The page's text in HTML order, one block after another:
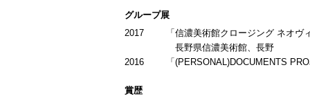
グループ展
2017
「信濃美術館クロージング ネオヴ
長野県信濃美術館、長野
2016
「(PERSONAL)DOCUMENTS
賞歴